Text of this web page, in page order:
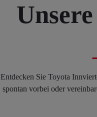
Entdecken Sie Toyota
spontan vorbei oder